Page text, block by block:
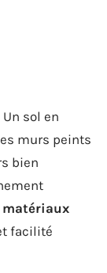
sol en
murs peints
bien
matériaux
facilité